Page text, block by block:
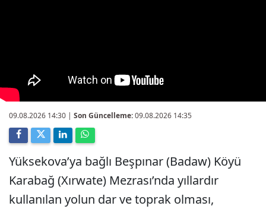
09.08.2026 14:30 | Son Güncelleme:09.08.2026 14:35
Yüksekova’ya bağlı Beşpınar (Badaw) Köyü
Karabağ (Xırwate) Mezrası’nda yıllardır
kullanılan yolun dar ve toprak olması,